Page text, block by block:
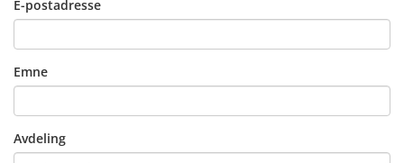
E-postadresse
Emne
Avdeling